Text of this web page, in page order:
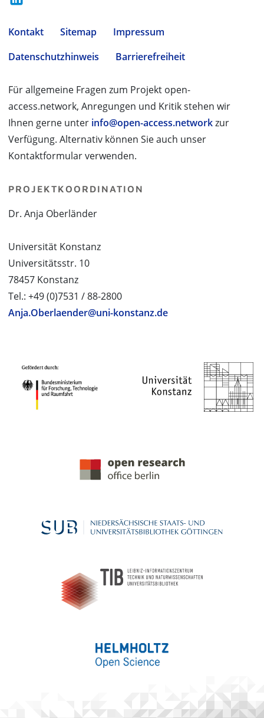
Kontakt Sitemap
Impressum
Datenschutzhinweis
Barrierefreiheit
Für allgemeine Fragen zum Projekt open-
access.network, Anregungen und Kritik stehen wir
Ihnen gerne unter info@open-access.networkzur
Verfügung. Alternativ können Sie auch unser
Kontaktformular verwenden.
PROJEKTKOORDINATION
Dr. Anja Oberländer
Universität Konstanz
Universitätsstr. 10
78457 Konstanz
Tel.: +49 (0)7531 / 88-2800
Anja.Oberlaender@uni-konstanz.de